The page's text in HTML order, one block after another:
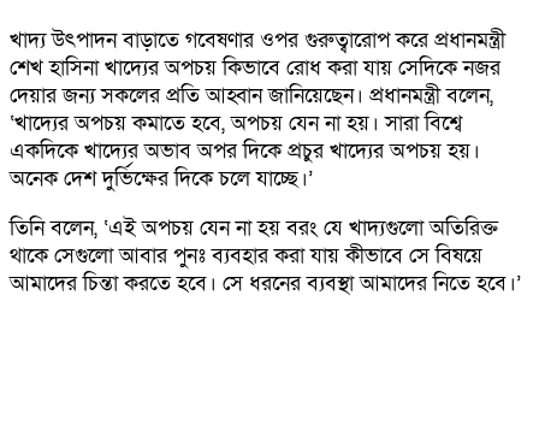
খাদ্য উৎপাদন বাড়াতে গবেষণার ওপর গুরুত্বারোপ করে প্রধানমন্ত্রী
শেখ হাসিনা খাদ্যের অপচয় কিভাবে রোধ করা যায় সেদিকে নজর
দেয়ার জন্য সকলের প্রতি আহ্বান জানিয়েছেন। প্রধানমন্ত্রী বলেন,
‘খাদ্যের অপচয় কমাতে হবে, অপচয় যেন না হয়। সারা বিশ্বে
একদিকে খাদ্যের অভাব অপর দিকে প্রচুর খাদ্যের অপচয় হয়।
অনেক দেশ দুর্ভিক্ষের দিকে চলে যাচ্ছে।’
তিনি বলেন, ‘এই অপচয় যেন না হয় বরং যে খাদ্যগুলো অতিরিক্ত
থাকে সেগুলো আবার পুনঃ ব্যবহার করা যায় কীভাবে সে বিষয়ে
আমাদের চিন্তা করতে হবে। সে ধরনের ব্যবস্থা আমাদের নিতে হবে।’